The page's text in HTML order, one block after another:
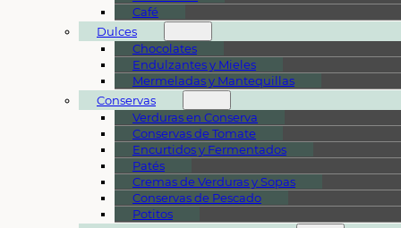
Café
Dulces
Chocolates
Endulzantes y Mieles
Mermeladas y Mantequillas
Conservas
Verduras en Conserva
Conservas de Tomate
Encurtidos y Fermentados
Patés
Cremas de Verduras y Sopas
Conservas de Pescado
Potitos